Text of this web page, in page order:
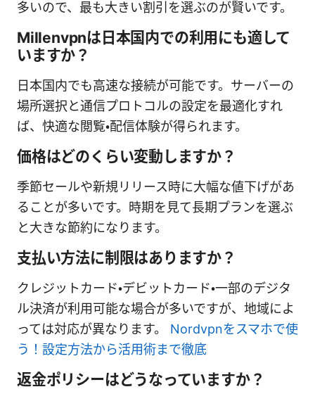
多いので、最も大きい割引を選ぶのが賢いです。
Millenvpnは日本国内での利用にも適して
いますか？
日本国内でも高速な接続が可能です。サーバーの
場所選択と通信プロトコルの設定を最適化すれ
ば、快適な閲覧・配信体験が得られます。
価格はどのくらい変動しますか？
季節セールや新規リリース時に大幅な値下げがあ
ることが多いです。時期を見て長期プランを選ぶ
と大きな節約になります。
支払い方法に制限はありますか？
クレジットカード・デビットカード・一部のデジタ
ル決済が利用可能な場合が多いですが、地域によ
っては対応が異なります。 Nordvpnをスマホで使
う！設定方法から活用術まで徹底
返金ポリシーはどうなっていますか？